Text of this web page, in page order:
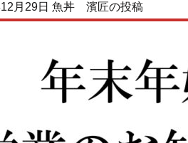
月29日 魚丼 濱匠の投稿